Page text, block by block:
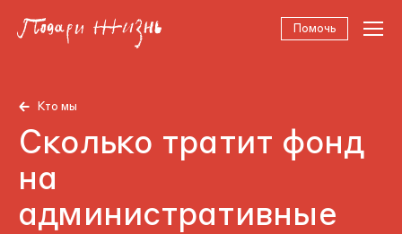
Помочь
Кто мы
Сколько тратит фонд
на
административные